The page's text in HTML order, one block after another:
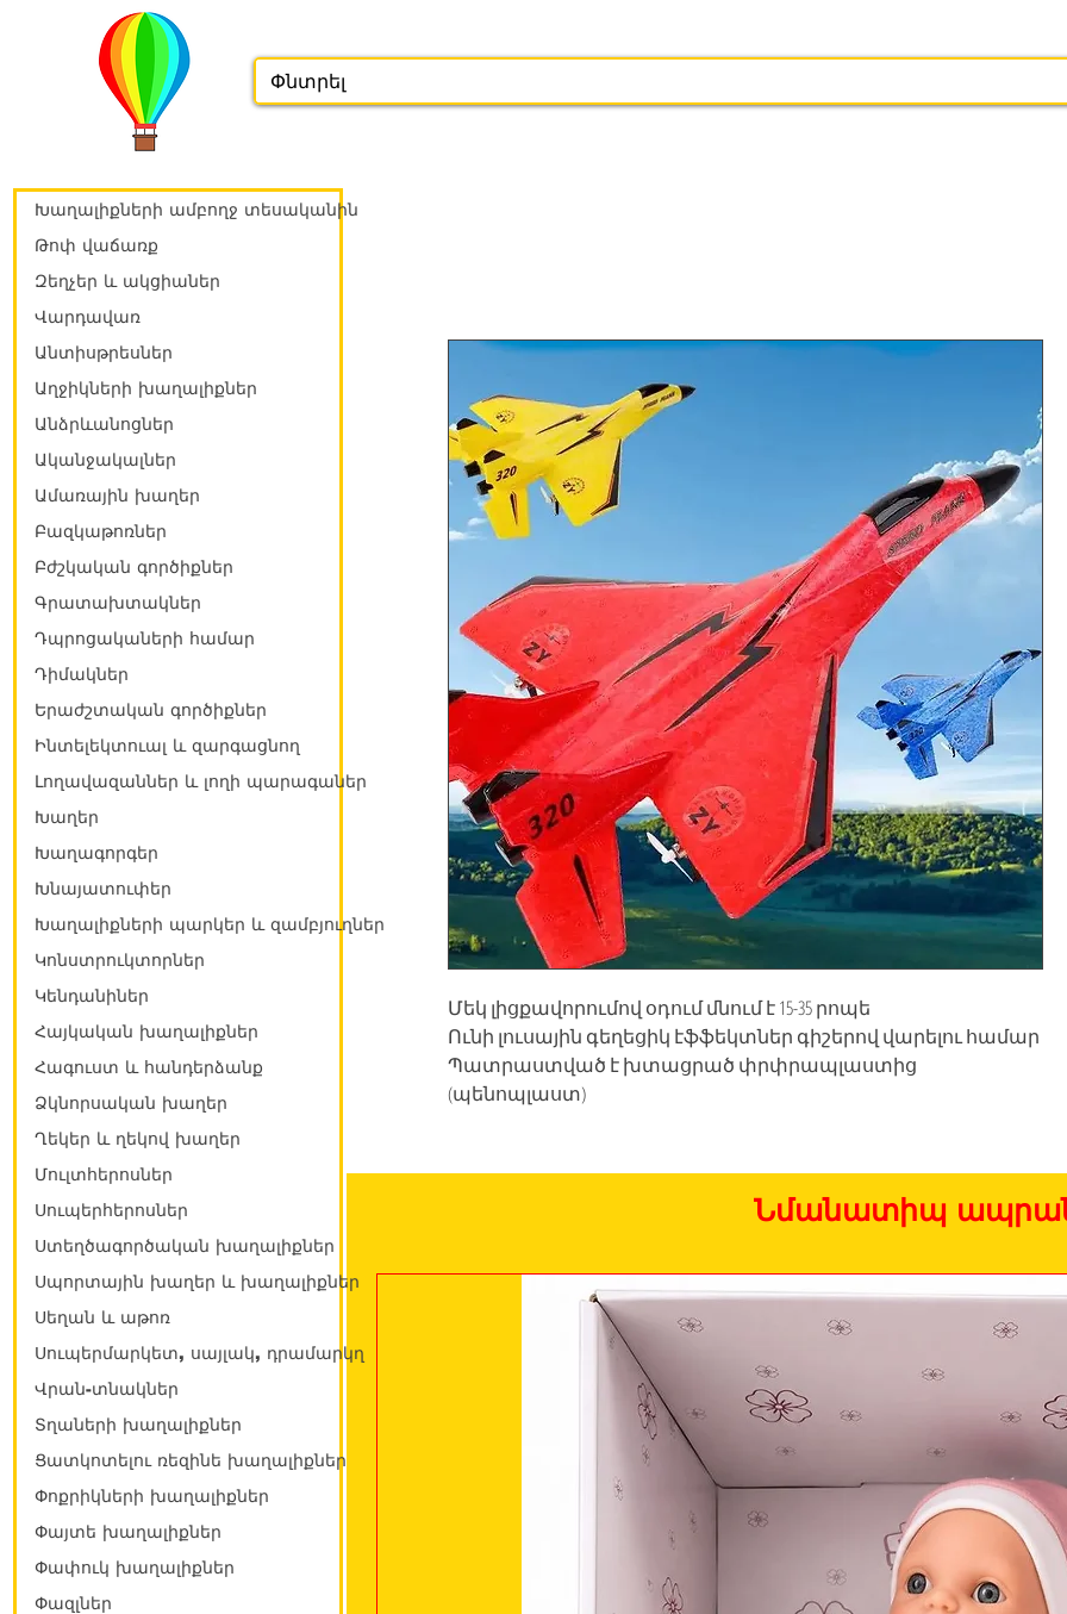
Մեկ լիցքավորումով օդում մնում է 15-35 րոպե
Ունի լուսային գեղեցիկ էֆֆեկտներ գիշերով վարելու համար
Պատրաստված է խտացրած փրփրապլաստից
(պենոպլաստ)
Նմանատիպ
Խաղալիքների ամբողջ տեսականին
Թոփ վաճառք
Զեղչեր և ակցիաներ
Վարդավառ
Անտիսթրեսներ
Աղջիկների խաղալիքներ
Անձրևանոցներ
Ականջակալներ
Ամառային խաղեր
Բազկաթոռներ
Բժշկական գործիքներ
Գրատախտակներ
Դպրոցակաների համար
Դիմակներ
Երաժշտական գործիքներ
Ինտելեկտուալ և զարգացնող
Լողավազաններ և լողի պարագաներ
Խաղեր
Խաղագորգեր
Խնայատուփեր
Խաղալիքների պարկեր և զամբյուղներ
Կոնստրուկտորներ
Կենդանիներ
Հայկական խաղալիքներ
Հագուստ և հանդերձանք
Ձկնորսական խաղեր
Ղեկեր և ղեկով խաղեր
Մուլտհերոսներ
Սուպերհերոսներ
Ստեղծագործական խաղալիքներ
Սպորտային խաղեր և խաղալիքներ
Սեղան և աթոռ
Սուպերմարկետ, սայլակ, դրամարկղ
Վրան-տնակներ
Տղաների խաղալիքներ
Ցատկոտելու ռեզինե խաղալիքներ
Փոքրիկների խաղալիքներ
Փայտե խաղալիքներ
Փափուկ խաղալիքներ
Փազլներ